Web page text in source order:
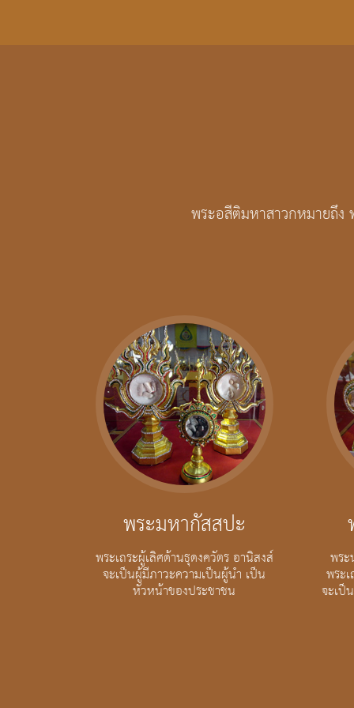
พระอสีติมหาสาวกหมายถึ
พระมหากัสสปะ
พระเถระผู้เลิศด้านธุดงควัตร อานิสงส์
จะเป็นผู้มีภาวะความเป็นผู้นำ เป็น
หัวหน้าของประชาชน
พร
พระ
จะเป็